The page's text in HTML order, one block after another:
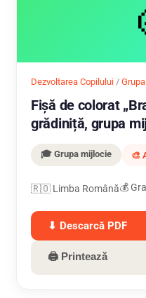
Dezvoltarea Copilului /
Fișă de colorat
grădiniță, grupa
🎓 Grupa mijlocie 🎨
🇷🇴 Limba Română💰
⬇ Descarcă PDF
🖨 Printează